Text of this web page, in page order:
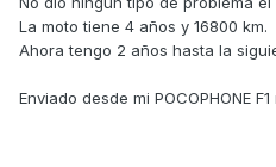
La moto tiene 4 años y 16800 km.
Ahora tengo 2 años hasta la
Enviado desde mi POCOPHONE